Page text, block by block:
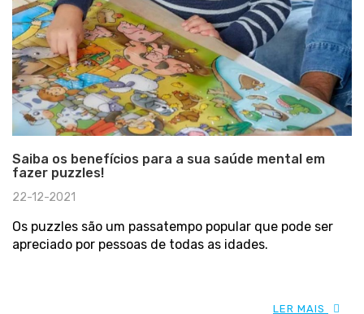
Saiba os benefícios para a sua saúde mental em
fazer puzzles!
22-12-2021
Os puzzles são um passatempo popular que pode ser
apreciado por pessoas de todas as idades.
LER MAIS